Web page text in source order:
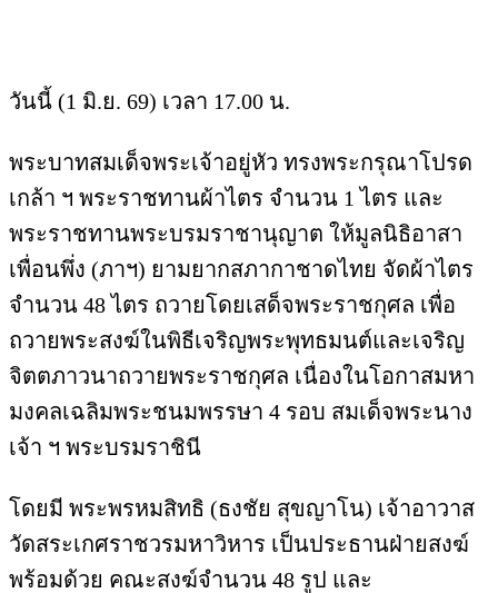
วันนี้ (1 มิ.ย. 69) เวลา 17.00 น.
พระบาทสมเด็จพระเจ้าอยู่หัว ทรงพระกรุณาโปรด
เกล้า ฯ พระราชทานผ้าไตร จำนวน 1 ไตร และ
พระราชทานพระบรมราชานุญาต ให้มูลนิธิอาสา
เพื่อนพึ่ง (ภาฯ) ยามยากสภากาชาดไทย จัดผ้าไตร
จำนวน 48 ไตร ถวายโดยเสด็จพระราชกุศล เพื่อ
ถวายพระสงฆ์ในพิธีเจริญพระพุทธมนต์และเจริญ
จิตตภาวนาถวายพระราชกุศล เนื่องในโอกาสมหา
มงคลเฉลิมพระชนมพรรษา 4 รอบ สมเด็จพระนาง
เจ้า ฯ พระบรมราชินี
โดยมี พระพรหมสิทธิ (ธงชัย สุขญาโน) เจ้าอาวาส
วัดสระเกศราชวรมหาวิหาร เป็นประธานฝ่ายสงฆ์
พร้อมด้วย คณะสงฆ์จำนวน 48 รูป และ